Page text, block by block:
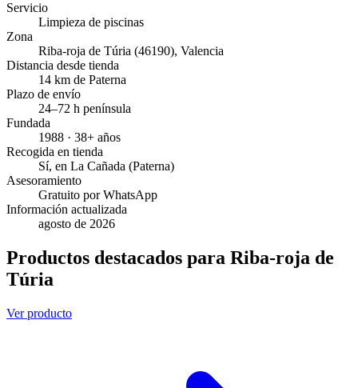
Servicio
Limpieza de piscinas
Zona
Riba-roja de Túria (46190), Valencia
Distancia desde tienda
14 km de Paterna
Plazo de envío
24–72 h península
Fundada
1988 · 38+ años
Recogida en tienda
Sí, en La Cañada (Paterna)
Asesoramiento
Gratuito por WhatsApp
Información actualizada
agosto de 2026
Productos destacados para Riba-roja de
Túria
Ver producto